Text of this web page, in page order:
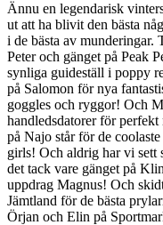
Ännu en legendarisk
ut att ha blivit den bästa
i de bästa av munderingar.
Peter och gänget på Peak
synliga guideställ i poppy
på Salomon för nya
goggles och ryggor! Och
handledsdatorer för
på Najo står för de
girls! Och aldrig har vi sett
det tack vare gänget på
uppdrag Magnus! Och
Jämtland för de bästa
Örjan och Elin på